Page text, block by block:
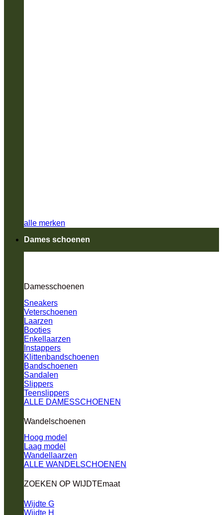
alle merken
Dames schoenen
Damesschoenen
Sneakers
Veterschoenen
Laarzen
Booties
Enkellaarzen
Instappers
Klittenbandschoenen
Bandschoenen
Sandalen
Slippers
Teenslippers
ALLE DAMESSCHOENEN
Wandelschoenen
Hoog model
Laag model
Wandellaarzen
ALLE WANDELSCHOENEN
ZOEKEN OP WIJDTEmaat
Wijdte G
Wijdte H